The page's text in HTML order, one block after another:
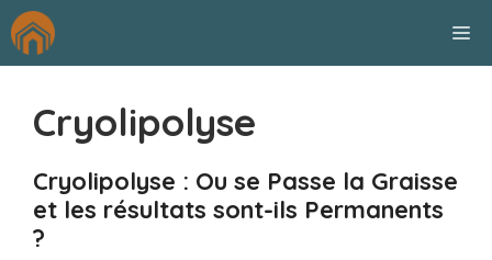
Aller
au
Cryolipolyse
Cryolipolyse : Ou se Passe la Graisse
et les résultats sont-ils Permanents
?